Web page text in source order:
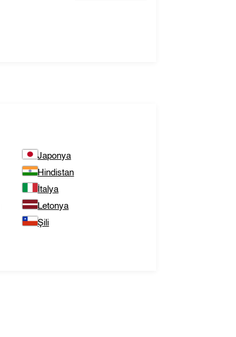
Japonya
Hindistan
İtalya
Letonya
Şili